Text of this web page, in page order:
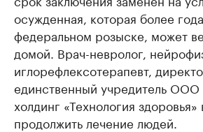
осужденная, которая более
федеральном розыске, может
домой. Врач-невролог,
иглорефлексотерапевт,
единственный учредитель
холдинг «Технология здоровья»
продолжить лечение людей.